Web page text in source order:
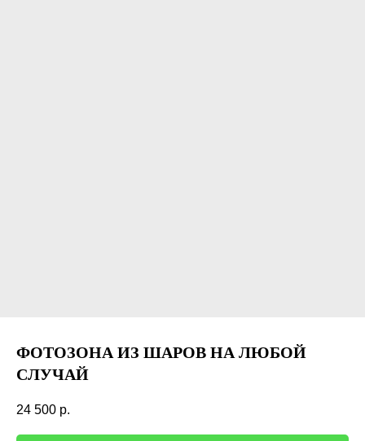
ФОТОЗОНА ИЗ ШАРОВ НА ЛЮБОЙ
СЛУЧАЙ
24 500 р.